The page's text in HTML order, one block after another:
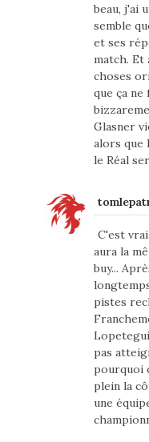
beau, j'ai
semble
et ses
match. Et
choses
que ça ne
Glasner
alors que
le Réal
C'est
aura la
buy...
pistes
pas
pourquoi
plein la
une